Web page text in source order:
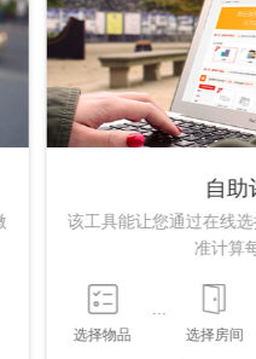
自助
该工具能让您通过在线
准计算
选择物品 选择房间